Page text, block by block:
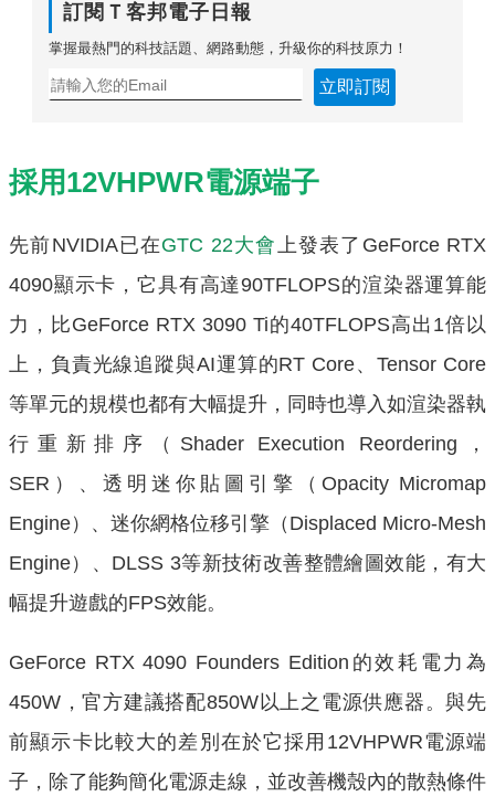
訂閱Ｔ客邦電子日報
掌握最熱門的科技話題、網路動態，升級你的科技原力！
立即訂閱
採用12VHPWR電源端子
先前NVIDIA已在GTC 22大會上發表了GeForce RTX
4090顯示卡，它具有高達90TFLOPS的渲染器運算能
力，比GeForce RTX 3090 Ti的40TFLOPS高出1倍以
上，負責光線追蹤與AI運算的RT Core、Tensor Core
等單元的規模也都有大幅提升，同時也導入如渲染器執
行重新排序（Shader Execution Reordering，
SER）、透明迷你貼圖引擎（Opacity Micromap
Engine）、迷你網格位移引擎（Displaced Micro-Mesh
Engine）、DLSS 3等新技術改善整體繪圖效能，有大
幅提升遊戲的FPS效能。
GeForce RTX 4090 Founders Edition的效耗電力為
450W，官方建議搭配850W以上之電源供應器。與先
前顯示卡比較大的差別在於它採用12VHPWR電源端
子，除了能夠簡化電源走線，並改善機殼內的散熱條件